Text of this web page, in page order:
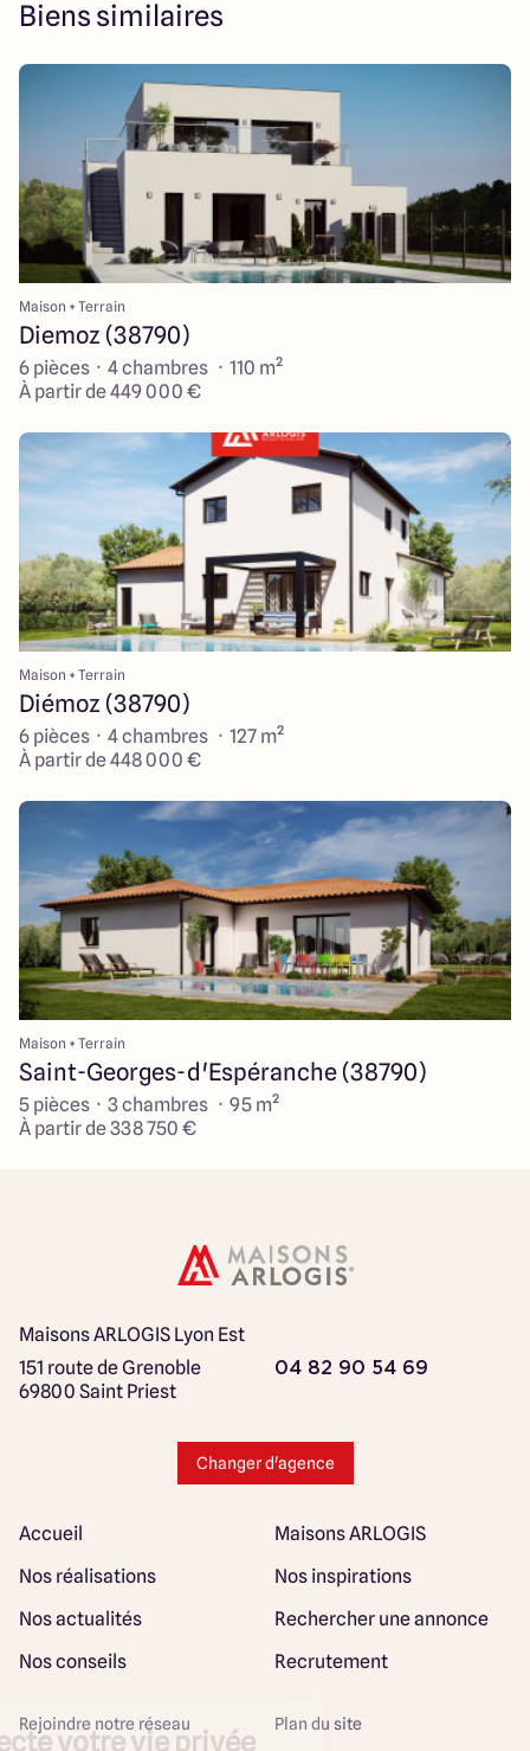
Biens similaires
Maison + Terrain
Diemoz (38790)
6 pièces · 4 chambres · 110 m²
À partir de 449 000 €
Maison + Terrain
Diémoz (38790)
6 pièces · 4 chambres · 127 m²
À partir de 448 000 €
Maison + Terrain
Saint-Georges-d'Espéranche (38790)
5 pièces · 3 chambres · 95 m²
À partir de 338 750 €
Maisons ARLOGIS Lyon Est
151 route de Grenoble
69800 Saint Priest
04 82 90 54 69
Changer d'agence
Accueil
Maisons ARLOGIS
Nos réalisations
Nos inspirations
Nos actualités
Rechercher une annonce
Nos conseils
Recrutement
Rejoindre notre réseau Plan du site